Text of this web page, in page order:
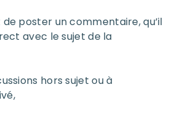
poster un commentaire, qu’il
avec le sujet de la
hors sujet ou à